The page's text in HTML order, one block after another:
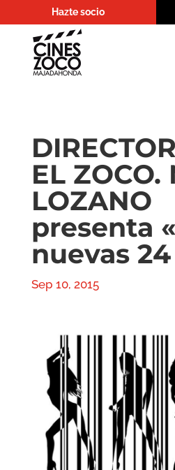
Hazte socio
EL ZOCO.
LOZANO
presenta
nuevas
Sep 10, 2015